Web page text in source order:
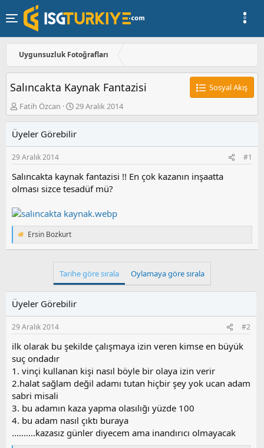
Uygunsuzluk Fotoğrafları
Salıncakta Kaynak Fantazisi
Sosyal Akış
K
o
u
y
u
a
ş
a
a
n
Fatih Özcan
B
a
l
a
ı
ç
a
r
h
29 Aralık 2014
Üyeler Görebilir
29 Aralık 2014 #1
Salıncakta kaynak fantazisi !! En çok kazanın inşaatta
olması sizce tesadüf mü?
T
e
e
r
:
Ersin Bozkurt
Tarihe göre sırala Oylamaya göre sırala
Üyeler Görebilir
29 Aralık 2014 #2
ilk olarak bu şekilde çalışmaya izin veren kimse en büyük
suç ondadır
1. vinçi kullanan kişi nasıl böyle bir olaya izin verir
2.halat sağlam değil adamı tutan hiçbir şey yok ucan adam
sabri misali
3. bu adamın kaza yapma olasılığı yüzde 100
4. bu adam nasıl çıktı buraya
..........kazasız günler diyecem ama inandırıcı olmayacak